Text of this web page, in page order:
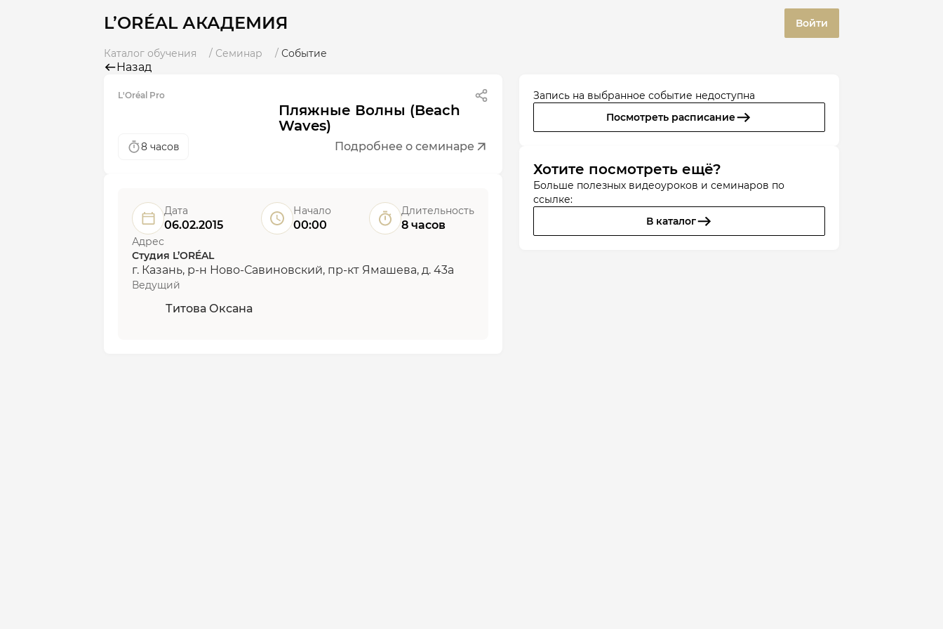
L’ORÉAL АКАДЕМИЯ Войти
Каталог обучения Семинар Событие
Назад
L'Oréal Pro
Пляжные Волны (Beach
Waves)
8 часов Подробнее о семинаре
Дата
06.02.2015
Начало
00:00
Длительность
8 часов
Адрес
Студия L’ORÉAL
г. Казань, р-н Ново-Савиновский, пр-кт Ямашева, д. 43а
Ведущий
Титова Оксана
Запись на выбранное событие недоступна
Посмотреть расписание
Хотите посмотреть ещё?
Больше полезных видеоуроков и семинаров по
ссылке:
В каталог